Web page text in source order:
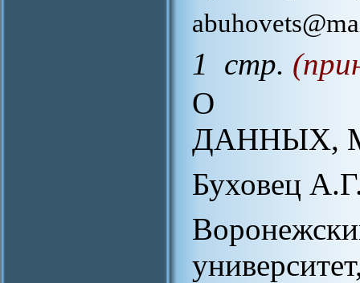
1 стр.
О
ДАННЫХ,
Буховец